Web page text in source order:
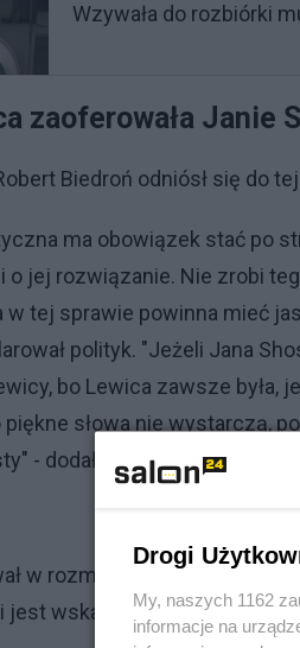
Wzywała do rozbiórki
zaoferowała Janie
Biedroń odniósł się do
ma obowiązek stać po
jej rozwiązanie. Nie zrobi
w tej sprawie powinna mieć
polityk. "Jeżeli Jana
bo Lewica zawsze była,
słowa nie wystarczą,
- dodał.
w rozmowie telefonicznej
jest wskazanie miejsca, a
Drogi
My, naszych 1162
informacje na